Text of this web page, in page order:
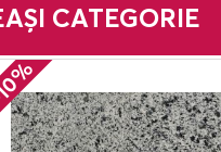
CATEGORIE